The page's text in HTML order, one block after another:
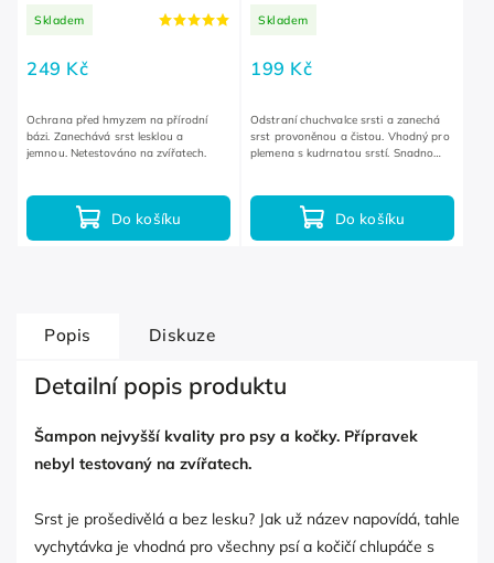
Skladem
249 Kč
Do košíku
Ochrana před hmyzem na přírodní
bázi. Zanechává srst lesklou a
jemnou. Netestováno na zvířatech.
Skladem
199 Kč
Do košíku
Odstraní chuchvalce srsti a zanechá
srst provoněnou a čistou. Vhodný pro
plemena s kudrnatou srstí. Snadno
Popis Diskuze
Detailní popis produktu
Šampon nejvyšší kvality pro psy a kočky. Přípravek
nebyl testovaný na zvířatech.
Srst je prošedivělá a bez lesku? Jak už název napovídá, tahle
vychytávka je vhodná pro všechny psí a kočičí chlupáče s